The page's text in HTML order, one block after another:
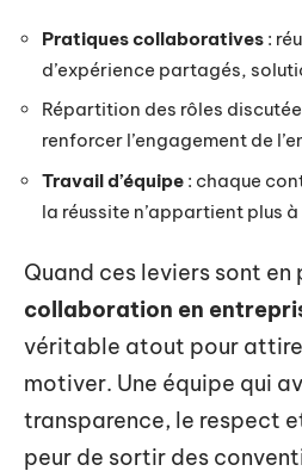
Pratiques collaboratives :
d’expérience partagés,
Répartition des rôles
renforcer l’engagement de
Travail d’équipe : chaque
la réussite n’appartient plus à
Quand ces leviers sont en
collaboration en
véritable atout pour
motiver. Une équipe qui
transparence, le respect
peur de sortir des